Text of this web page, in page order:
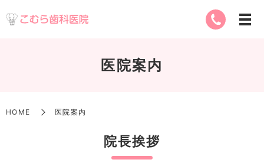
医院案内
HOME 医院案内
院長挨拶